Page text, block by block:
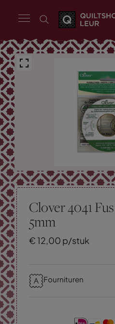
Clover 4041
5mm
€12,00 p/stuk
Fournituren